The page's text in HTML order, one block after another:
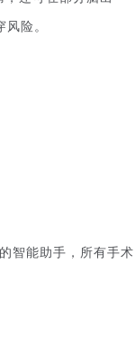
险。
智能助手，所有手术